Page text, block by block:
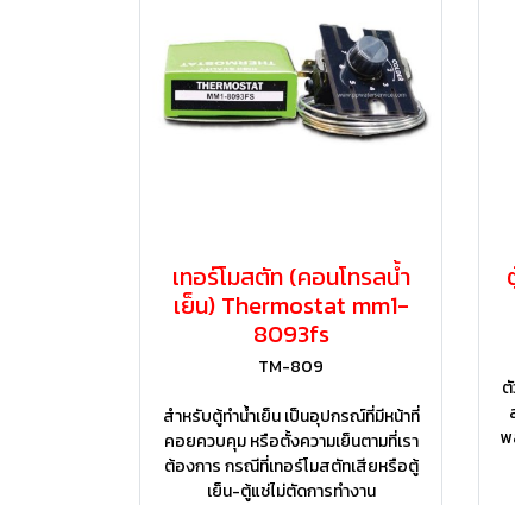
เทอร์โมสตัท (คอนโทรลน้ำ
เย็น) Thermostat mm1-
8093fs
TM-809
สำหรับตู้ทำน้ำเย็น เป็นอุปกรณ์ที่มีหน้าที่
คอยควบคุม หรือตั้งความเย็นตามที่เรา
ต้องการ กรณีที่เทอร์โมสตัทเสียหรือตู้
เย็น-ตู้แช่ไม่ตัดการทำงาน
พ